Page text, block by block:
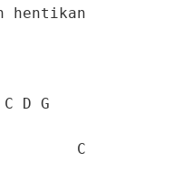
hentikan
D G
D C